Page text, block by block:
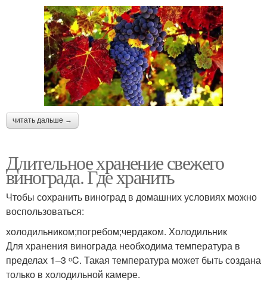
читать дальше →
Длительное хранение свежего
винограда. Где хранить
Чтобы сохранить виноград в домашних условиях можно
воспользоваться:
холодильником;погребом;чердаком. Холодильник
Для хранения винограда необходима температура в
пределах 1–3 ᵒC. Такая температура может быть создана
только в холодильной камере.